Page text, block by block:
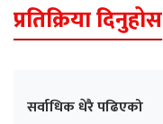
प्रतिक्रिया दिनुहोस
सर्वाधिक धेरै पढिएको